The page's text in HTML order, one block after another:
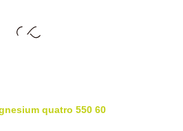
quatro 550 60